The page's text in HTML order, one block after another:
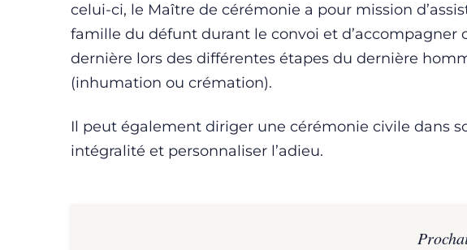
celui-ci, le Maître de cérémonie a pour mission
famille du défunt durant le convoi et d’accompagner
dernière lors des différentes étapes du dernière
(inhumation ou crémation).
Il peut également diriger une cérémonie civile dans
intégralité et personnaliser l’adieu.